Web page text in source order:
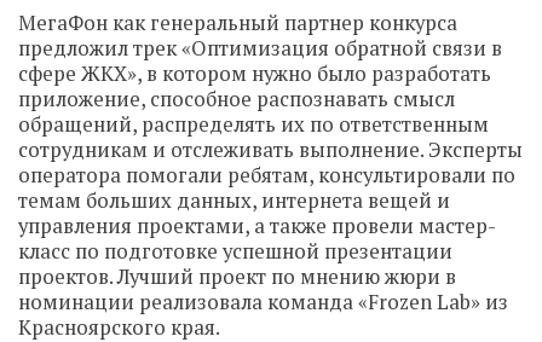
МегаФон как генеральный партнер конкурса
предложил трек «Оптимизация обратной связи в
сфере ЖКХ», в котором нужно было разработать
приложение, способное распознавать смысл
обращений, распределять их по ответственным
сотрудникам и отслеживать выполнение. Эксперты
оператора помогали ребятам, консультировали по
темам больших данных, интернета вещей и
управления проектами, а также провели мастер-
класс по подготовке успешной презентации
проектов. Лучший проект по мнению жюри в
номинации реализовала команда «Frozen Lab» из
Красноярского края.